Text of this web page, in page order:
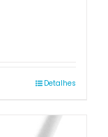
Detalhes